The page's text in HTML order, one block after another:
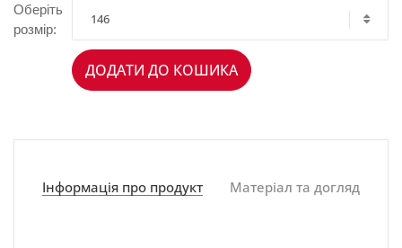
Оберіть
розмір:
146
ДОДАТИ ДО КОШИКА
Інформація про продукт Матеріал та догляд